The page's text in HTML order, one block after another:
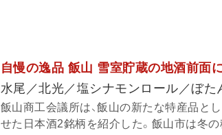
自慢の逸品 飯山 雪室貯蔵の地酒前面
水尾／北光／塩シナモンロール／ぼ
飯山商工会議所は、飯山の新たな特産品と
せた日本酒2銘柄を紹介した。飯山市は冬